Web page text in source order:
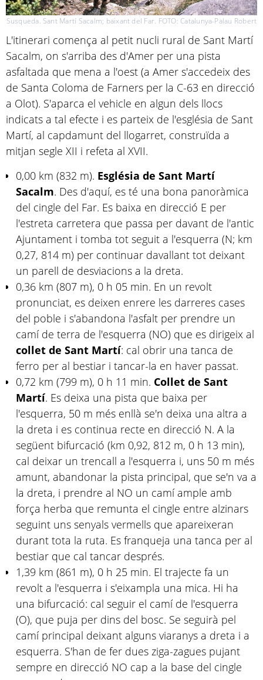
Susqueda. Sant Martí Sacalm; baixant del Far. FOTO: Catalunya-Palau Robert
L'itinerari comença al petit nucli rural de Sant Martí
Sacalm, on s'arriba des d'Amer per una pista
asfaltada que mena a l'oest (a Amer s'accedeix des
de Santa Coloma de Farners per la C-63 en direcció
a Olot). S'aparca el vehicle en algun dels llocs
indicats a tal efecte i es parteix de l'església de Sant
Martí, al capdamunt del llogarret, construïda a
mitjan segle XII i refeta al XVII.
0,00 km (832 m). Església de Sant Martí
Sacalm. Des d'aquí, es té una bona panoràmica
del cingle del Far. Es baixa en direcció E per
l'estreta carretera que passa per davant de l'antic
Ajuntament i tomba tot seguit a l'esquerra (N; km
0,27, 814 m) per continuar davallant tot deixant
un parell de desviacions a la dreta.
0,36 km (807 m), 0 h 05 min. En un revolt
pronunciat, es deixen enrere les darreres cases
del poble i s'abandona l'asfalt per prendre un
camí de terra de l'esquerra (NO) que es dirigeix al
collet de Sant Martí: cal obrir una tanca de
ferro per al bestiar i tancar-la en haver passat.
0,72 km (799 m), 0 h 11 min. Collet de Sant
Martí. Es deixa una pista que baixa per
l'esquerra, 50 m més enllà se'n deixa una altra a
la dreta i es continua recte en direcció N. A la
següent bifurcació (km 0,92, 812 m, 0 h 13 min),
cal deixar un trencall a l'esquerra i, uns 50 m més
amunt, abandonar la pista principal, que se'n va a
la dreta, i prendre al NO un camí ample amb
força herba que remunta el cingle entre alzinars
seguint uns senyals vermells que apareixeran
durant tota la ruta. Es franqueja una tanca per al
bestiar que cal tancar després.
1,39 km (861 m), 0 h 25 min. El trajecte fa un
revolt a l'esquerra i s'eixampla una mica. Hi ha
una bifurcació: cal seguir el camí de l'esquerra
(O), que puja per dins del bosc. Se seguirà pel
camí principal deixant alguns viaranys a dreta i a
esquerra. S'han de fer dues ziga-zagues pujant
sempre en direcció NO cap a la base del cingle